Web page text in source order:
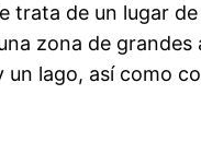
trata de un lugar
zona de
lago, así como